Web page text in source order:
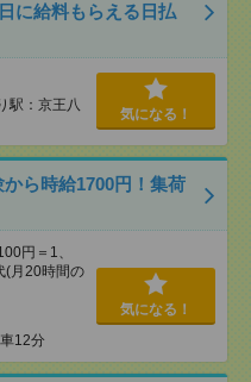
に給料もらえる日払
駅：京王八
気になる！
ら時給1700円！集荷
円＝1、
(月20時間の
12分
気になる！